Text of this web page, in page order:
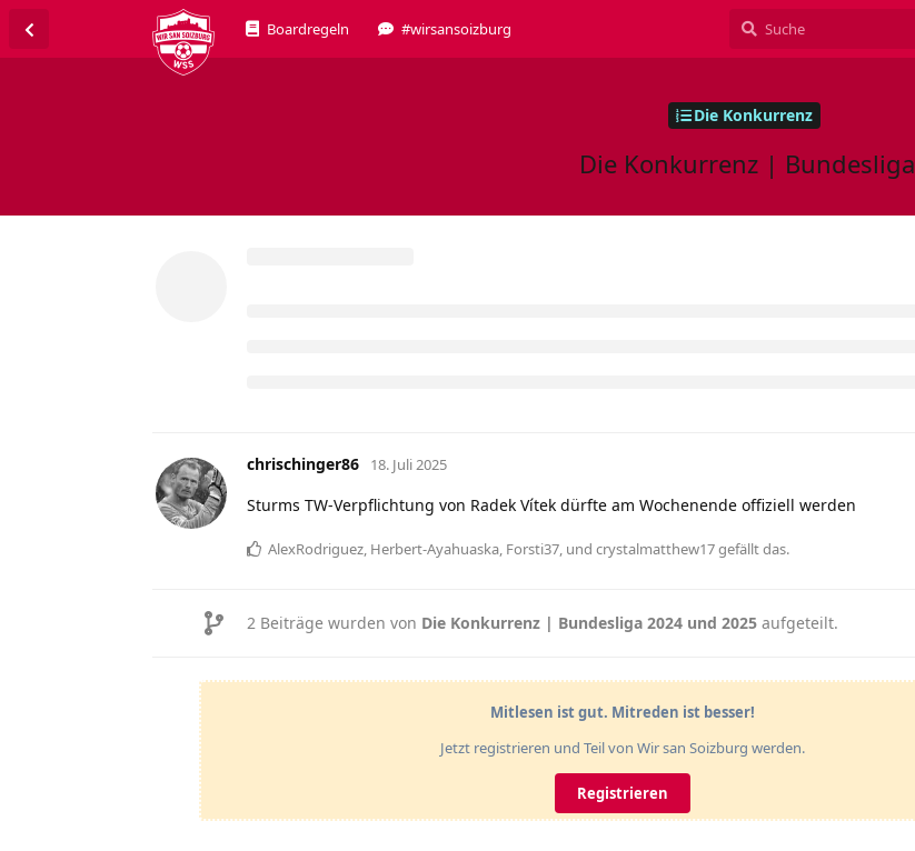
Boardregeln #wirsansoizburg
Die Konkurrenz
Die Konkurrenz | Bundesliga
chrischinger86 18. Juli 2025
Sturms TW-Verpflichtung von Radek Vítek dürfte am Wochenende offiziell werden
AlexRodriguez, Herbert-Ayahuaska, Forsti37, und crystalmatthew17gefällt das.
2 Beiträge wurden von Die Konkurrenz | Bundesliga 2024 und 2025 aufgeteilt.
Mitlesen ist gut. Mitreden ist besser!
Jetzt registrieren und Teil von Wir san Soizburg werden.
Registrieren